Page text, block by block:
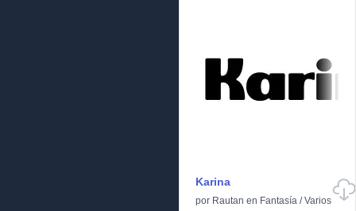
Karina
por Rautan en Fantasía /Varios